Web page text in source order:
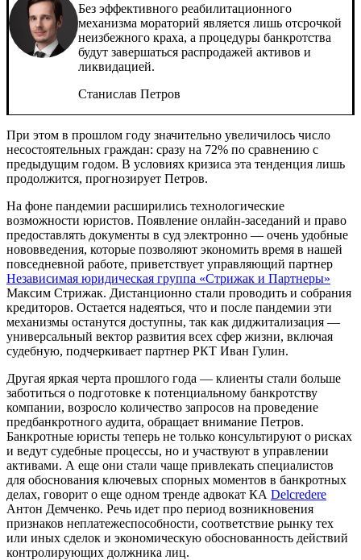
Без эффективного реабилитационного
механизма мораторий является лишь отсрочкой
неизбежного краха, а процедуры банкротства
будут завершаться распродажей активов и
ликвидацией.
Станислав Петров
При этом в прошлом году значительно увеличилось число
несостоятельных граждан: сразу на 72% по сравнению с
предыдущим годом. В условиях кризиса эта тенденция лишь
продолжится, прогнозирует Петров.
На фоне пандемии расширились технологические
возможности юристов. Появление онлайн-заседаний и право
предоставлять документы в суд электронно — очень удобные
нововведения, которые позволяют экономить время в нашей
повседневной работе, приветствует управляющий партнер
Независимая юридическая группа «Стрижак и Партнеры»
Максим Стрижак. Дистанционно стали проводить и собрания
кредиторов. Остается надеяться, что и после пандемии эти
механизмы останутся доступны, так как диджитализация —
универсальный вектор развития всех сфер жизни, включая
судебную, подчеркивает партнер РКТ Иван Гулин.
Другая яркая черта прошлого года — клиенты стали больше
заботиться о подготовке к потенциальному банкротству
компании, возросло количество запросов на проведение
предбанкротного аудита, обращает внимание Петров.
Банкротные юристы теперь не только консультируют о рисках
и ведут судебные процессы, но и участвуют в управлении
активами. А еще они стали чаще привлекать специалистов
для обоснования ключевых спорных моментов в банкротных
делах, говорит о еще одном тренде адвокат КА Delcredere
Антон Демченко. Речь идет про период возникновения
признаков неплатежеспособности, соответствие рынку тех
или иных сделок и экономическую обоснованность действий
контролирующих должника лиц.